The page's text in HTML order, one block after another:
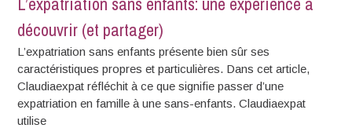
découvrir (et partager)
L’expatriation sans enfants présente bien sûr ses
caractéristiques propres et particulières. Dans cet article,
Claudiaexpat réfléchit à ce que signifie passer d’une
expatriation en famille à une sans-enfants. Claudiaexpat
utilise